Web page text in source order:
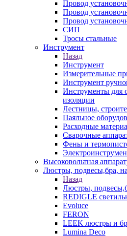
Провод
Провод
Провод
СИП
Тросы стальные
Инструмент
Назад
Инструмент
Измерительные
Инструмент
Инструменты для
изоляции
Лестницы,
Паяльное
Расходные
Сварочные
Фены и
Высоковольтная
Люстры, подвесы,бра,
Назад
Люстры,
REDIGLE
Evoluce
FERON
LEEK люстры и
Lumina Deco